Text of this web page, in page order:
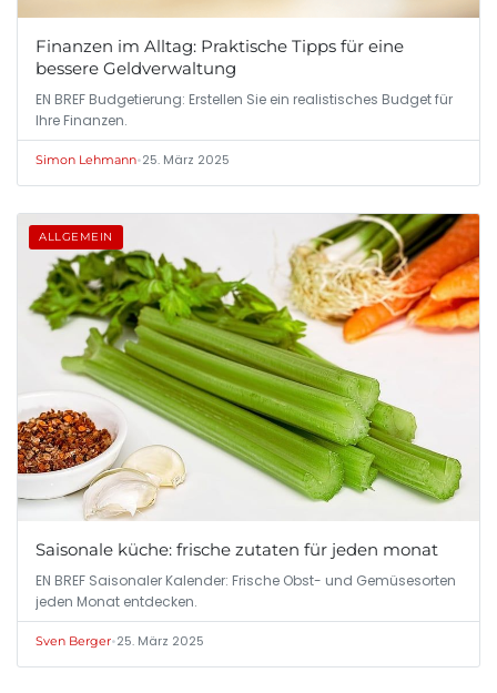
Finanzen im Alltag: Praktische Tipps für eine
bessere Geldverwaltung
EN BREF Budgetierung: Erstellen Sie ein realistisches Budget für
Ihre Finanzen.
Simon Lehmann•25. März 2025
ALLGEMEIN
Saisonale küche: frische zutaten für jeden monat
EN BREF Saisonaler Kalender: Frische Obst- und Gemüsesorten
jeden Monat entdecken.
Sven Berger•25. März 2025